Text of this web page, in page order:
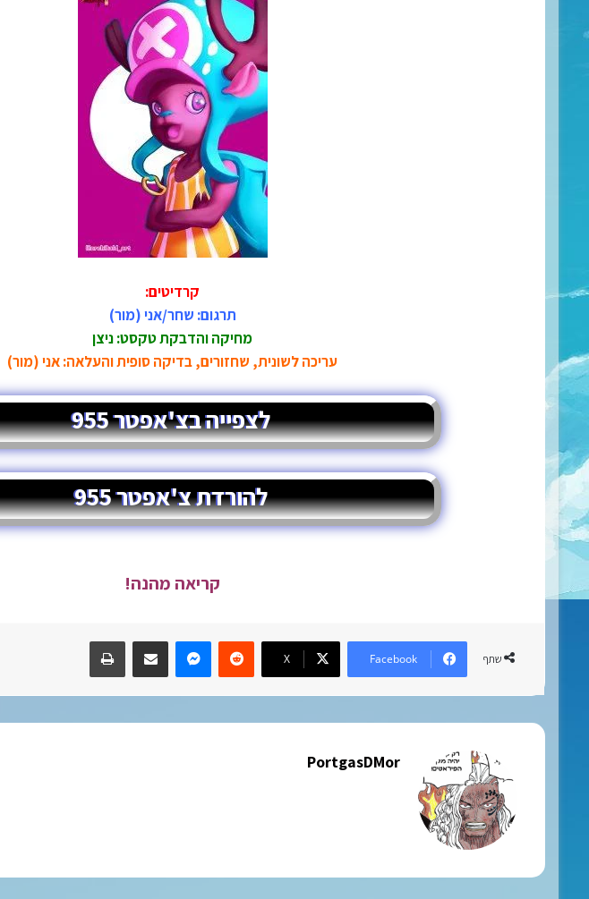
קרדיטים:
תרגום: שחר/אני (מור)
מחיקה והדבקת טקסט: ניצן
עריכה לשונית, שחזורים, בדיקה סופית והעלאה: אני (מור)
לצפייה בצ'אפטר 955
להורדת צ'אפטר 955
קריאה מהנה!
שתף Facebook
X
Reddit
Messenger
שתף במייל הדפס/י
PortgasDMor